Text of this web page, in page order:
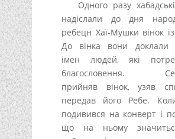
Одного разу
надіслали до дня
ребецн Хаї-Мушки вінок із
До вінка вони доклали
імен людей, які
благословення.
прийняв вінок, узяв
передав його Ребе.
подивився на конверт і
що на ньому